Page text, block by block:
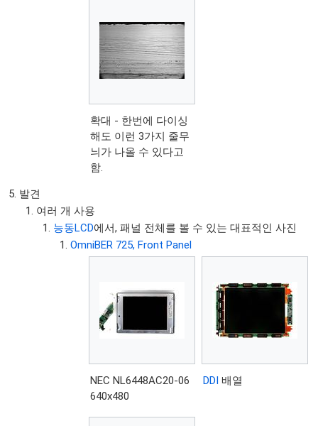
확대 - 한번에 다이싱
해도 이런 3가지 줄무
늬가 나올 수 있다고
함.
발견
여러 개 사용
능동LCD에서, 패널 전체를 볼 수 있는 대표적인 사진
OmniBER 725, Front Panel
NEC NL6448AC20-06
640x480
DDI 배열